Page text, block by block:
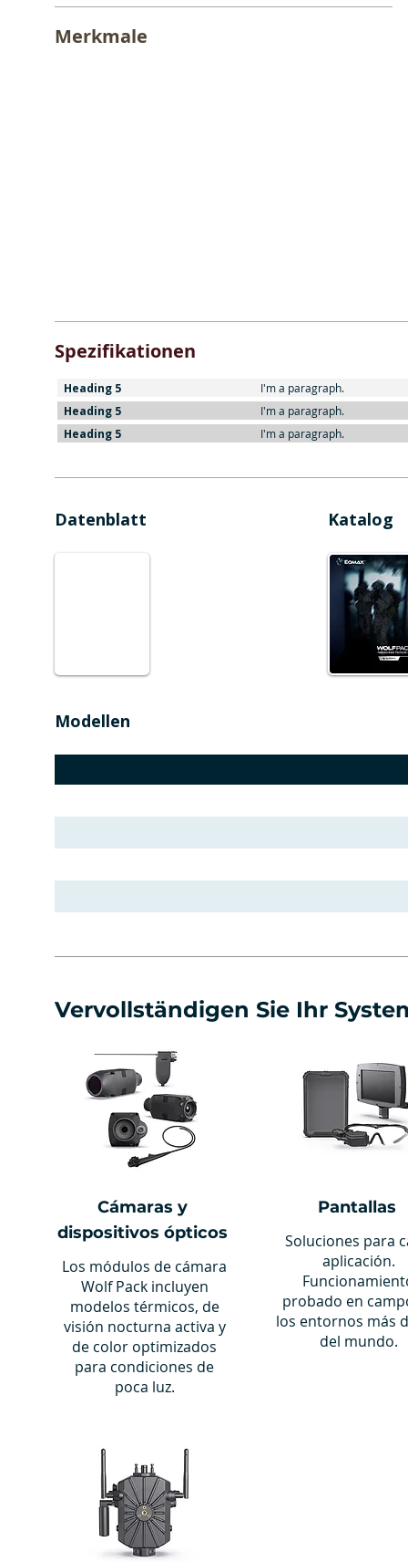
Merkmale
Spezifikationen
Heading 5 I'm a paragraph.
Heading 5 I'm a paragraph.
Heading 5 I'm a paragraph.
Datenblatt Katalog
Modellen
Vervollständigen Sie Ihr
Cámaras y
dispositivos ópticos
Los módulos de cámara
Wolf Pack incluyen
modelos térmicos, de
visión nocturna activa y
de color optimizados
para condiciones de
poca luz.
Pantallas
Soluciones para
aplicación.
probado en
los entornos más
del mundo.